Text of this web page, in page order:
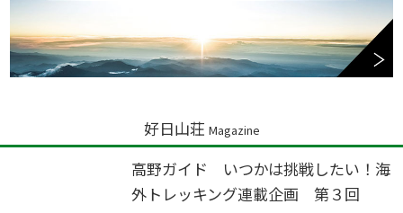
好日山荘 Magazine
高野ガイド いつかは挑戦したい！海
外トレッキング連載企画 第３回